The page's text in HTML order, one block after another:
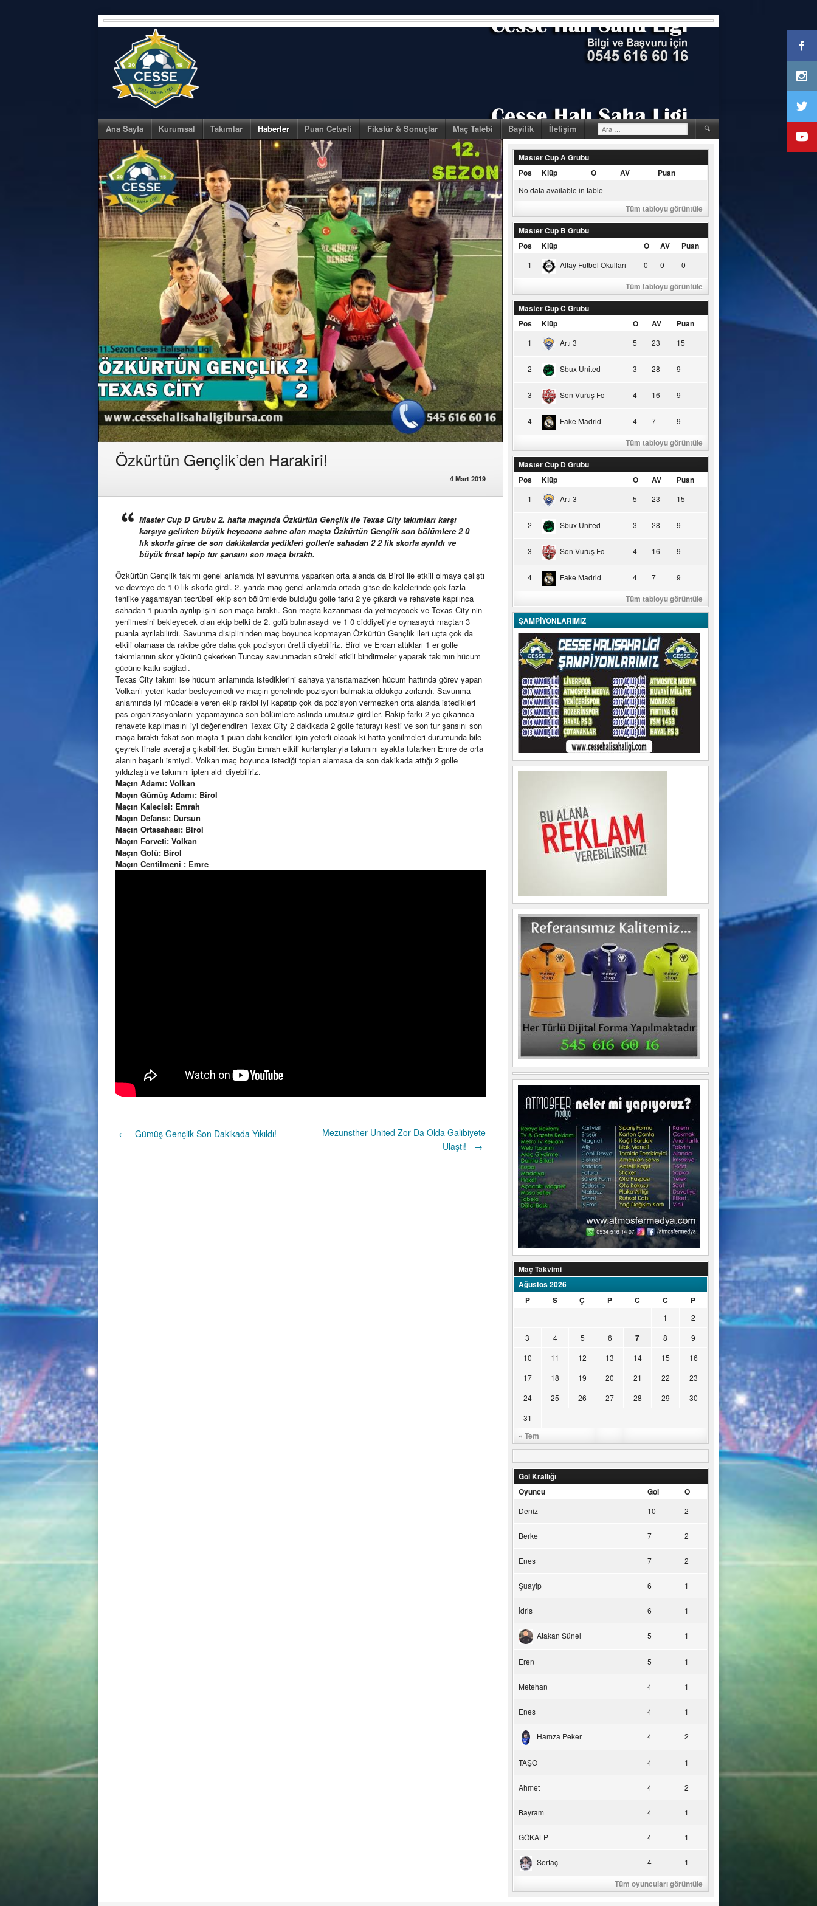
Skip
to
Ana Sayfa Kurumsal Takımlar Haberler Puan Cetveli Fikstür & Sonuçlar Maç Talebi Bayilik İletişim Arama:
Özkürtün Gençlik’den Harakiri!
4 Mart 2019
Master Cup D Grubu 2. hafta maçında Özkürtün Gençlik ile Texas City takımları karşı
karşıya gelirken büyük heyecana sahne olan maçta Özkürtün Gençlik son bölümlere 2 0
lık skorla girse de son dakikalarda yedikleri gollerle sahadan 2 2 lik skorla ayrıldı ve
büyük fırsat tepip tur şansını son maça bıraktı.
Özkürtün Gençlik takımı genel anlamda iyi savunma yaparken orta alanda da Birol ile etkili olmaya çalıştı
ve devreye de 1 0 lık skorla girdi. 2. yarıda maç genel anlamda ortada gitse de kalelerinde çok fazla
tehlike yaşamayan tecrübeli ekip son bölümlerde bulduğu golle farkı 2 ye çıkardı ve rehavete kapılınca
sahadan 1 puanla ayrılıp işini son maça bıraktı. Son maçta kazanması da yetmeyecek ve Texas City nin
yenilmesini bekleyecek olan ekip belki de 2. golü bulmasaydı ve 1 0 ciddiyetiyle oynasaydı maçtan 3
puanla ayrılabilirdi. Savunma disiplininden maç boyunca kopmayan Özkürtün Gençlik ileri uçta çok da
etkili olamasa da rakibe göre daha çok pozisyon üretti diyebiliriz. Birol ve Ercan attıkları 1 er golle
takımlarının skor yükünü çekerken Tuncay savunmadan sürekli etkili bindirmeler yaparak takımın hücum
gücüne katkı sağladı.
Texas City takımı ise hücum anlamında istediklerini sahaya yansıtamazken hücum hattında görev yapan
Volkan’ı yeteri kadar besleyemedi ve maçın genelinde pozisyon bulmakta oldukça zorlandı. Savunma
anlamında iyi mücadele veren ekip rakibi iyi kapatıp çok da pozisyon vermezken orta alanda istedikleri
pas organizasyonlarını yapamayınca son bölümlere aslında umutsuz girdiler. Rakip farkı 2 ye çıkarınca
rehavete kapılmasını iyi değerlendiren Texax City 2 dakikada 2 golle faturayı kesti ve son tur şansını son
maça bıraktı fakat son maçta 1 puan dahi kendileri için yeterli olacak ki hatta yenilmeleri durumunda bile
çeyrek finale averajla çıkabilirler. Bugün Emrah etkili kurtarışlarıyla takımını ayakta tutarken Emre de orta
alanın başarılı ismiydi. Volkan maç boyunca istediği topları alamasa da son dakikada attığı 2 golle
yıldızlaştı ve takımını ipten aldı diyebiliriz.
Maçın Adamı: Volkan
Maçın Gümüş Adamı: Birol
Maçın Kalecisi: Emrah
Maçın Defansı: Dursun
Maçın Ortasahası: Birol
Maçın Forveti: Volkan
Maçın Golü: Birol
Maçın Centilmeni : Emre
Post
← Gümüş Gençlik Son Dakikada Yıkıldı!
Mezunsther United Zor Da Olda Galibiyete
Ulaştı!
→
Master Cup A Grubu
Pos
Klüp O AV Puan
No data available in table
Tüm tabloyu görüntüle
Master Cup B Grubu
Pos
Klüp O AV Puan
1 Altay Futbol Okulları 0 0 0
Tüm tabloyu görüntüle
Master Cup C Grubu
Pos
Klüp O AV Puan
1 Artı 3 5 23 15
2 Sbux United 3 28 9
3 Son Vuruş Fc 4 16 9
4 Fake Madrid 4 7 9
Tüm tabloyu görüntüle
Master Cup D Grubu
Pos
Klüp O AV Puan
1 Artı 3 5 23 15
2 Sbux United 3 28 9
3 Son Vuruş Fc 4 16 9
4 Fake Madrid 4 7 9
Tüm tabloyu görüntüle
ŞAMPİYONLARIMIZ
Maç Takvimi
Ağustos 2026
P
S Ç P C C P
« Tem
1
2
3
4 5 6 7 8
9
10
11 12 13 14 15
16
17
18 19 20 21 22
23
24
25 26 27 28 29
30
31
Gol Krallığı
Oyuncu
Gol O
Deniz 10 2
Berke 7 2
Enes 7 2
Şuayip 6 1
İdris 6 1
Atakan Sünel 5 1
Eren 5 1
Metehan 4 1
Enes 4 1
Hamza Peker 4 2
TAŞO 4 1
Ahmet 4 2
Bayram 4 1
GÖKALP 4 1
Sertaç 4 1
Tüm oyuncuları görüntüle